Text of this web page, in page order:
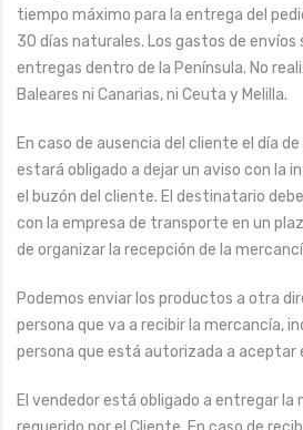
tiempo máximo para la entrega del
30 días naturales. Los gastos de
entregas dentro de la Península. No
Baleares ni Canarias, ni Ceuta y Melilla.
En caso de ausencia del cliente el día
estará obligado a dejar un aviso con la
el buzón del cliente. El destinatario
con la empresa de transporte en un
de organizar la recepción de la
Podemos enviar los productos a otra
persona que va a recibir la mercancía,
persona que está autorizada a aceptar
El vendedor está obligado a entregar